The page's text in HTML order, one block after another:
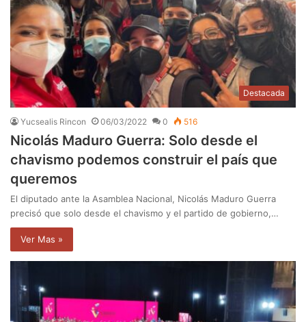
Destacada
Yucsealis Rincon 06/03/2022 0 516
Nicolás Maduro Guerra: Solo desde el
chavismo podemos construir el país que
queremos
El diputado ante la Asamblea Nacional, Nicolás Maduro Guerra
precisó que solo desde el chavismo y el partido de gobierno,…
Ver Mas »